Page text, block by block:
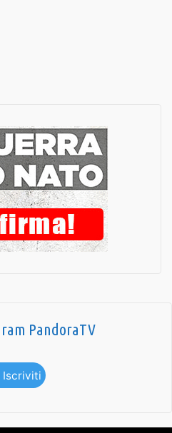
PandoraTV
Iscriviti